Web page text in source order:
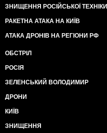
ЗНИЩЕННЯ РОСІЙСЬКОЇ ТЕХНІКИ
РАКЕТНА АТАКА НА КИЇВ
АТАКА ДРОНІВ НА РЕГІОНИ РФ
ОБСТРІЛ
РОСІЯ
ЗЕЛЕНСЬКИЙ ВОЛОДИМИР
ДРОНИ
КИЇВ
ЗНИЩЕННЯ